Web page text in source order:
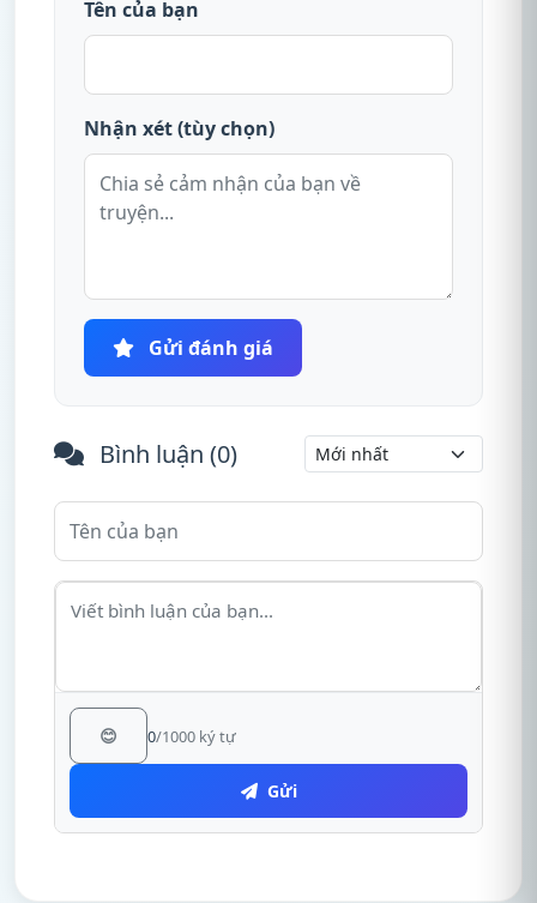
Tên của bạn
Nhận xét (tùy chọn)
Gửi đánh giá
Bình luận (0)
😊 0/1000 ký tự
Gửi